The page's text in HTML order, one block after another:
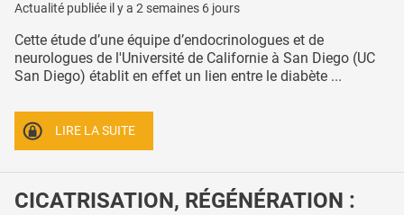
Actualité publiée il y a 2 semaines 6 jours
Cette étude d’une équipe d’endocrinologues et de
neurologues de l'Université de Californie à San Diego (UC
San Diego) établit en effet un lien entre le diabète ...
LIRE LA SUITE
CICATRISATION, RÉGÉNÉRATION :